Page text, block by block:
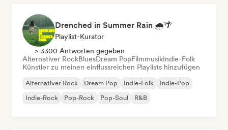
Drenched in Summer Rain 🌧️🌴
Playlist-Kurator
> 3300 Antworten gegeben
Alternativer RockBluesDream PopFilmmusikIndie-Folk
Künstler zu meinen einflussreichen Playlists hinzufügen
Alternativer Rock Dream Pop Indie-Folk
Indie-Pop
Indie-Rock
Pop-Rock Pop-Soul R&B